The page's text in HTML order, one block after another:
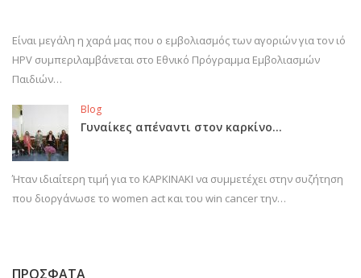
Είναι μεγάλη η χαρά μας που ο εμβολιασμός των αγοριών για τον ιό
HPV συμπεριλαμβάνεται στο Εθνικό Πρόγραμμα Εμβολιασμών
Παιδιών…
Blog
Γυναίκες απέναντι στον καρκίνο…
Ήταν ιδιαίτερη τιμή για το ΚΑΡΚΙΝΑΚΙ να συμμετέχει στην συζήτηση
που διοργάνωσε το women act και του win cancer την…
ΠΡΟΣΦΑΤΑ